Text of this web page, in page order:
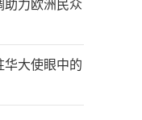
助力欧洲民众
大使眼中的